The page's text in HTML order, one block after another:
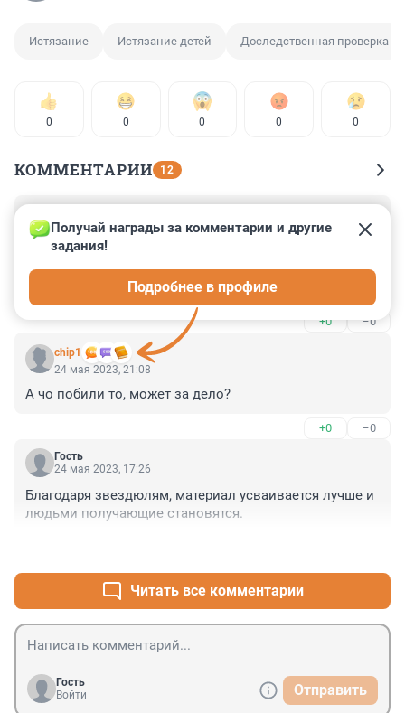
Истязание Истязание детей Доследственная проверка
0 0 0 0 0
КОММЕНТАРИИ 12
27 мая 2023, 03:27
Физическое наказание ребенка - признак бессилия,
некомпетентности и несостоятельности взрослого,
прежде всего педагога. Физическое наказание
"воспитывает" только покорность страхом, или
жестокость, подлость, нигилизм и т.п.
+0 –0
chip1
Получай награды за комментарии и другие
задания!
Подробнее в профиле
24 мая 2023, 21:08
А чо побили то, может за дело?
+0 –0
Гость
24 мая 2023, 17:26
Благодаря звездюлям, материал усваивается лучше и
людьми получающие становятся.
Читать все комментарии
Гость
Войти
Отправить